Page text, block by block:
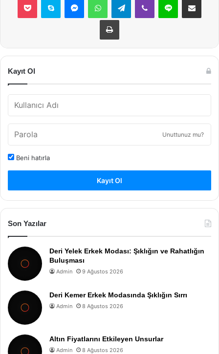
Yazdır
Kayıt Ol
Unuttunuz mu?
Beni hatırla
Kayıt Ol
Son Yazılar
Deri Yelek Erkek Modası: Şıklığın ve Rahatlığın
Buluşması
Admin 9 Ağustos 2026
Deri Kemer Erkek Modasında Şıklığın Sırrı
Admin 8 Ağustos 2026
Altın Fiyatlarını Etkileyen Unsurlar
Admin 8 Ağustos 2026